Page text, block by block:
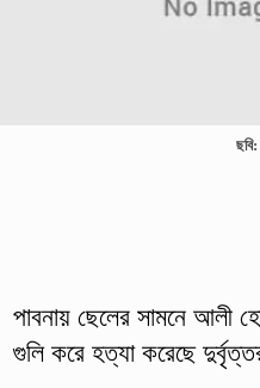
পাবনায় ছেলের সামনে আলী
গুলি করে হত্যা করেছে